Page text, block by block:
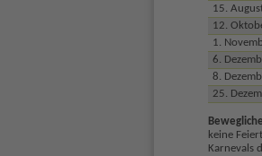
15.
12.
1.
6.
8.
25.
keine
Karnevals